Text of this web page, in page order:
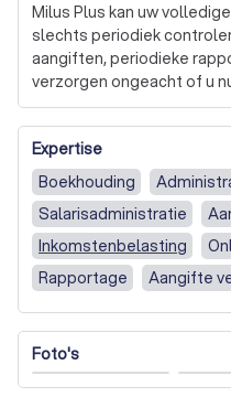
Milus Plus kan uw
slechts periodiek
aangiften, periodieke
verzorgen ongeacht of u
vennootschap onder
vereniging of een
de administrateur bij u op
of vanuit ons kantoor in
Expertise
Boekhouding
Salarisadministratie
Inkomstenbelasting
Rapportage
Aangifte
Jaarrekening
Volledige
Foto's